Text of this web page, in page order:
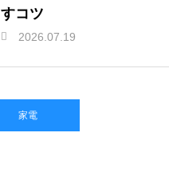
すコツ
2026.07.19
家電